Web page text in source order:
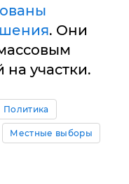
. Они
участки.
Политика
Местные выборы